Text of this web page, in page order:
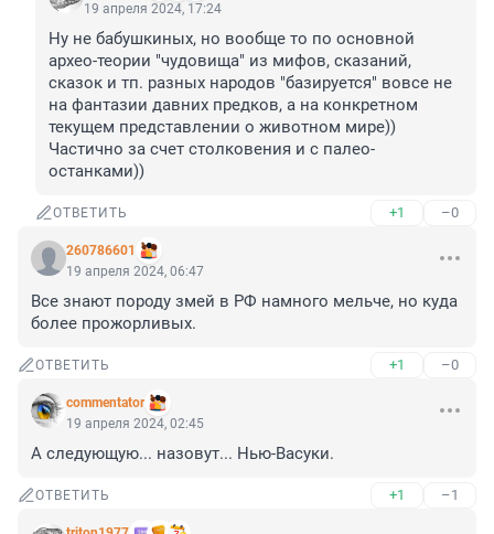
19 апреля 2024, 17:24
Ну не бабушкиных, но вообще то по основной
архео-теории "чудовища" из мифов, сказаний,
сказок и тп. разных народов "базируется" вовсе не
на фантазии давних предков, а на конкретном
текущем представлении о животном мире))
Частично за счет столковения и с палео-
останками))
ОТВЕТИТЬ +1 –0
260786601
19 апреля 2024, 06:47
Все знают породу змей в РФ намного мельче, но куда
более прожорливых.
ОТВЕТИТЬ +1 –0
commentator
19 апреля 2024, 02:45
А следующую... назовут... Нью-Васуки.
ОТВЕТИТЬ +1 –1